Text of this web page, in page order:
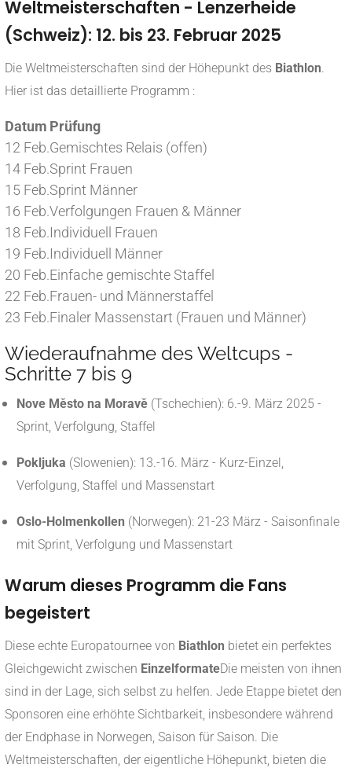
Weltmeisterschaften - Lenzerheide
(Schweiz): 12. bis 23. Februar 2025
Die Weltmeisterschaften sind der Höhepunkt des Biathlon
Hier ist das detaillierte Programm :
Datum Prüfung
12 Feb.Gemischtes Relais (offen)
14 Feb.Sprint Frauen
15 Feb.Sprint Männer
16 Feb.Verfolgungen Frauen & Männer
18 Feb.Individuell Frauen
19 Feb.Individuell Männer
20 Feb.Einfache gemischte Staffel
22 Feb.Frauen- und Männerstaffel
23 Feb.Finaler Massenstart (Frauen und Männer)
Wiederaufnahme des Weltcups -
Schritte 7 bis 9
Nove Město na Moravě (Tschechien): 6.-9. März 2025 -
Sprint, Verfolgung, Staffel
Pokljuka (Slowenien): 13.-16. März - Kurz-Einzel,
Verfolgung, Staffel und Massenstart
Oslo-Holmenkollen (Norwegen): 21-23 März - Saisonfinale
mit Sprint, Verfolgung und Massenstart
Warum dieses Programm die Fans
begeistert
Diese echte Europatournee von Biathlon bietet ein perfektes
Gleichgewicht zwischen EinzelformateDie meisten von ihnen
sind in der Lage, sich selbst zu helfen. Jede Etappe bietet den
Sponsoren eine erhöhte Sichtbarkeit, insbesondere während
der Endphase in Norwegen, Saison für Saison. Die
Weltmeisterschaften, der eigentliche Höhepunkt, bieten die